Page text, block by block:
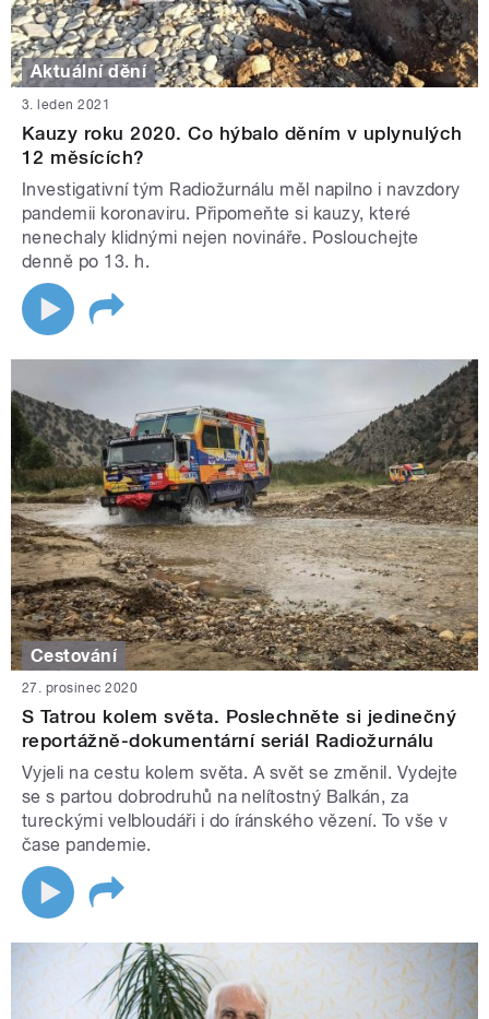
Aktuální dění
3. leden 2021
Kauzy roku 2020. Co hýbalo děním v uplynulých
12 měsících?
Investigativní tým Radiožurnálu měl napilno i navzdory
pandemii koronaviru. Připomeňte si kauzy, které
nenechaly klidnými nejen novináře. Poslouchejte
denně po 13. h.
Cestování
27. prosinec 2020
S Tatrou kolem světa. Poslechněte si jedinečný
reportážně-dokumentární seriál Radiožurnálu
Vyjeli na cestu kolem světa. A svět se změnil. Vydejte
se s partou dobrodruhů na nelítostný Balkán, za
tureckými velbloudáři i do íránského vězení. To vše v
čase pandemie.